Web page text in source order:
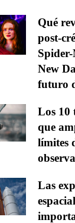
Qué
post-
New
futuro
Los 10
que
límites
Las